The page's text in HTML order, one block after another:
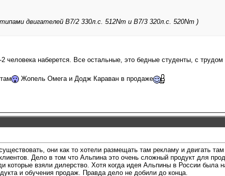
двигателей В7/2 330л.с. 512Nm и В7/3 320л.с. 520Nm )
человека наберется. Все остальные, это бедные студенты, с
Жопель Омега и Додж Караван в продаже
они как то хотели размещать там рекламу и двигать
Дело в том что Альпина это очень сложный продукт для
которые взяли дилерство. Хотя когда идея Альпины в России была
и обучения продаж. Правда дело не добили до конца.